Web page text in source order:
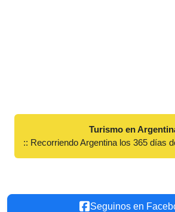
Turismo en
:: Recorriendo Argentina los 365 días
Seguinos en